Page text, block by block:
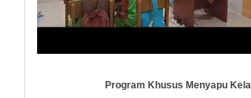
Program Khusus Menyapu